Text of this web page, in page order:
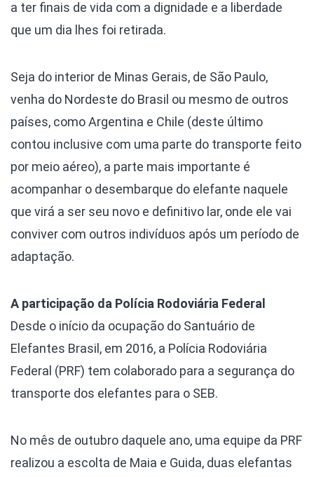
a ter finais de vida com a dignidade e a liberdade
que um dia lhes foi retirada.
Seja do interior de Minas Gerais, de São Paulo,
venha do Nordeste do Brasil ou mesmo de outros
países, como Argentina e Chile (deste último
contou inclusive com uma parte do transporte feito
por meio aéreo), a parte mais importante é
acompanhar o desembarque do elefante naquele
que virá a ser seu novo e definitivo lar, onde ele vai
conviver com outros indivíduos após um período de
adaptação.
A participação da Polícia Rodoviária Federal
Desde o início da ocupação do Santuário de
Elefantes Brasil, em 2016, a Polícia Rodoviária
Federal (PRF) tem colaborado para a segurança do
transporte dos elefantes para o SEB.
No mês de outubro daquele ano, uma equipe da PRF
realizou a escolta de Maia e Guida, duas elefantas